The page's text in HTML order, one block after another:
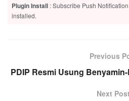
Plugin Install : Subscribe Push
installed.
Previous
PDIP Resmi Usung
Next Post